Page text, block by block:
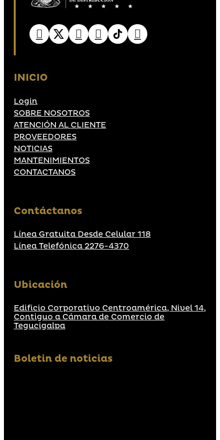
INICIO
Login
SOBRE NOSOTROS
ATENCIÓN AL CLIENTE
PROVEEDORES
NOTICIAS
MANTENIMIENTOS
CONTACTANOS
Contáctanos
Línea Gratuita Desde Celular 118
Línea Telefónica 2276-4370
Ubicación
Edificio Corporativo Centroamérica, Nivel 14,
Contiguo a Cámara de Comercio de
Tegucigalpa
Boletin de noticias